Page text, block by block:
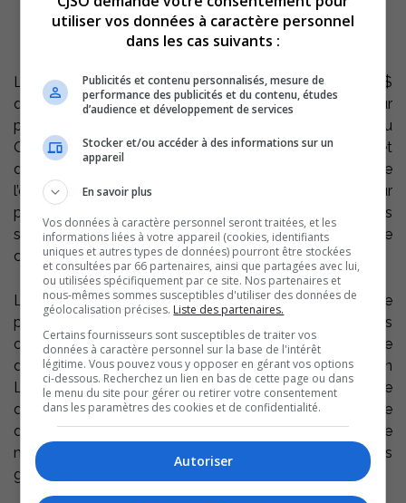
Le Carrefour naissance-famille salue le don de 1 000 $
que lui a versé la Fondation Laure-Gaudreault mise sur
pied par l’Association des retraités de l’enseignement du
Québec. Ce geste de solidarité aura un impact concret
dans le quotidien des parents et des enfants, note
l’organisme. Grâce à cette contribution, le Carrefour
pourra notamment renforcer son offre de répit à travers
sa halte-garderie, un service essentiel qui accueille
chaque semaine près de 60 enfants.
La halte-garderie permet aux parents de souffler, de
prendre du temps pour eux ou de répondre à certaines
obligations, en toute confiance, sachant leur enfant entre
de bonnes mains. « La générosité de la Fondation
Laure-Gaudreault fait une réelle différence dans la vie
des familles que nous accompagnons, souligne l’équipe
du Carrefour. Ce soutien nous permet de poursuivre
notre mission avec cœur et de répondre aux besoins
grandissants de notre communauté. »
utiliser vos données à caractère personnel
dans les cas suivants :
Publicités et contenu personnalisés, mesure de
performance des publicités et du contenu, études
d’audience et développement de services
Stocker et/ou accéder à des informations sur un
appareil
En savoir plus
Vos données à caractère personnel seront traitées, et les
informations liées à votre appareil (cookies, identifiants
uniques et autres types de données) pourront être stockées
et consultées par 66 partenaires, ainsi que partagées avec lui,
ou utilisées spécifiquement par ce site. Nos partenaires et
nous-mêmes sommes susceptibles d'utiliser des données de
géolocalisation précises. Liste des partenaires.
Certains fournisseurs sont susceptibles de traiter vos
données à caractère personnel sur la base de l'intérêt
légitime. Vous pouvez vous y opposer en gérant vos options
ci-dessous. Recherchez un lien en bas de cette page ou dans
le menu du site pour gérer ou retirer votre consentement
dans les paramètres des cookies et de confidentialité.
Autoriser